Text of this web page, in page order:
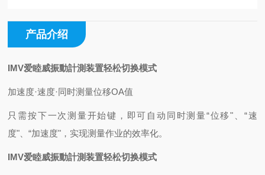
产品介绍
IMV爱睦威振動計測装置轻松切换模式
加速度·速度·同时测量位移OA值
只需按下一次测量开始键，即可自动同时测量“位移"、“速
度"、“加速度"，实现测量作业的效率化。
IMV爱睦威振動計測装置轻松切换模式